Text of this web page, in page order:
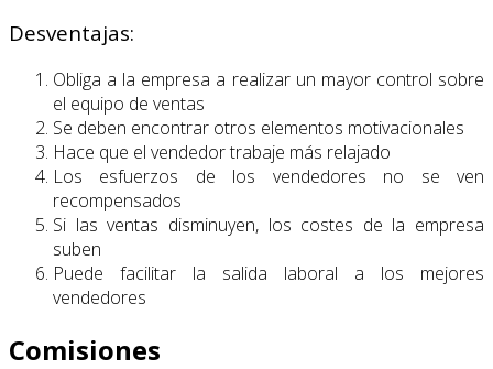
Desventajas:
Obliga a la empresa a realizar un mayor control sobre
el equipo de ventas
Se deben encontrar otros elementos motivacionales
Hace que el vendedor trabaje más relajado
Los esfuerzos de los vendedores no se ven
recompensados
Si las ventas disminuyen, los costes de la empresa
suben
Puede facilitar la salida laboral a los mejores
vendedores
Comisiones